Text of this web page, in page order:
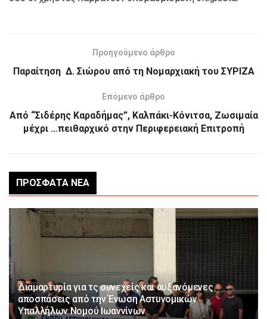
Προηγούμενο άρθρο
Παραίτηση Δ. Σιώρου από τη Νομαρχιακή του ΣΥΡΙΖΑ
Επόμενο άρθρο
Από “Σιδέρης Καραδήμας”, Καλπάκι-Κόνιτσα, Ζωσιμαία
μέχρι …πειθαρχικό στην Περιφερειακή Επιτροπή
ΠΡΌΣΦΑΤΑ ΝΈΑ
Διαμαρτυρία για τς συνεχείς και αυξανόμενες
αποσπάσεις από την Ένωση Αστυνομικών
Υπαλλήλων Νομού Ιωαννίνων